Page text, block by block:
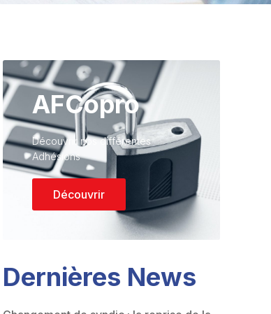
AFCopro
Découvrir nos différentes
Adhésions
Découvrir
Dernières News